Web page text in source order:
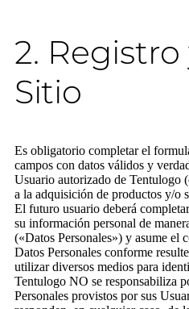
2.
Sitio
Es obligatorio completar el
campos con datos válidos y
Usuario autorizado de Tentulogo
a la adquisición de productos y/o
El futuro usuario deberá
su información personal de
(«Datos Personales») y asume el
Datos Personales conforme
utilizar diversos medios para
Tentulogo NO se responsabiliza
Personales provistos por sus